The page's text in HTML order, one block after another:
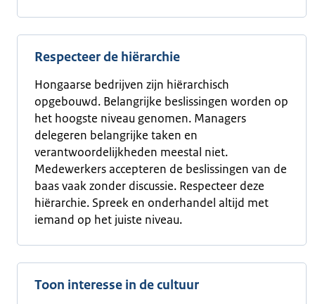
Respecteer de hiërarchie
Hongaarse bedrijven zijn hiërarchisch
opgebouwd. Belangrijke beslissingen worden op
het hoogste niveau genomen. Managers
delegeren belangrijke taken en
verantwoordelijkheden meestal niet.
Medewerkers accepteren de beslissingen van de
baas vaak zonder discussie. Respecteer deze
hiërarchie. Spreek en onderhandel altijd met
iemand op het juiste niveau.
Toon interesse in de cultuur